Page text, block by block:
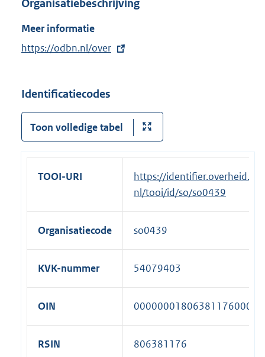
Organisatiebeschrijving
Meer informatie
E
e
r
e
https://odbn.nl/over
Identificatiecodes
Toon volledige tabel
TOOI-URI
https://identifier.overheid.
nl/tooi/id/so/so0439
Organisatiecode so0439
KVK-nummer 54079403
OIN 00000001806381176000
RSIN 806381176